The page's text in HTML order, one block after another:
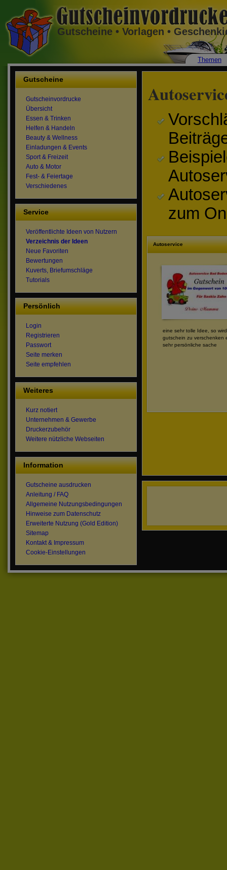
Gutscheine • Vorlagen •
zum
Autoservice
eine sehr tolle Idee, so
gutschein zu verschenken
sehr persönliche sache
Gutscheine
Gutscheinvordrucke
Übersicht
Essen & Trinken
Helfen & Handeln
Beauty & Wellness
Einladungen & Events
Sport & Freizeit
Auto & Motor
Fest- & Feiertage
Verschiedenes
Service
Veröffentlichte Ideen von Nutzern
Verzeichnis der Ideen
Neue Favoriten
Bewertungen
Kuverts, Briefumschläge
Tutorials
Persönlich
Login
Registrieren
Passwort
Seite merken
Seite empfehlen
Weiteres
Kurz notiert
Unternehmen & Gewerbe
Druckerzubehör
Weitere nützliche Webseiten
Information
Gutscheine ausdrucken
Anleitung / FAQ
Allgemeine Nutzungsbedingungen
Hinweise zum Datenschutz
Erweiterte Nutzung (Gold Edition)
Sitemap
Kontakt & Impressum
Cookie-Einstellungen
Themen